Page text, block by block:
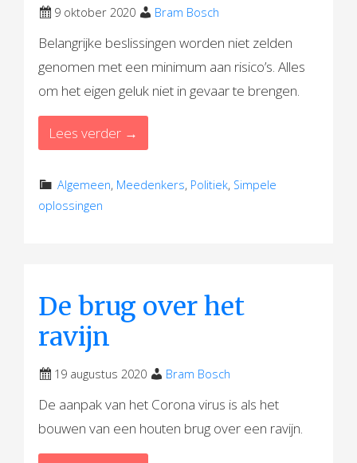
9 oktober 2020 Bram Bosch
Belangrijke beslissingen worden niet zelden
genomen met een minimum aan risico’s. Alles
om het eigen geluk niet in gevaar te brengen.
Lees verder →
Algemeen, Meedenkers, Politiek, Simpele
oplossingen
De brug over het
ravijn
19 augustus 2020 Bram Bosch
De aanpak van het Corona virus is als het
bouwen van een houten brug over een ravijn.